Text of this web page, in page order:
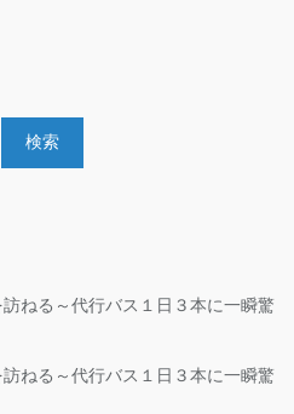
検索
ねる～代行バス１日３本に一瞬驚
ねる～代行バス１日３本に一瞬驚